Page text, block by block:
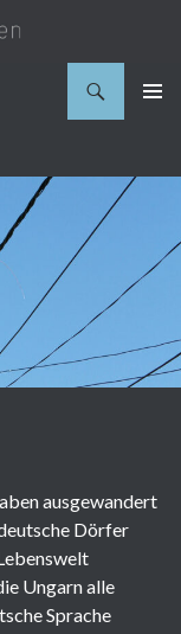
ausgewandert
Dörfer
Ungarn alle
Sprache